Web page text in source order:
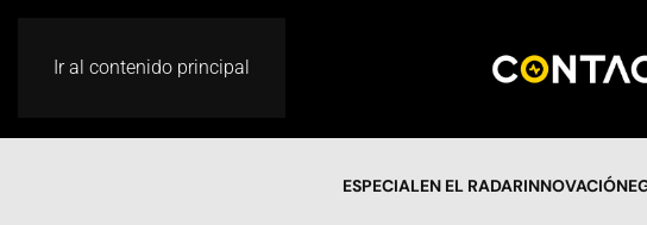
Ir al contenido principal
ESPECIALEN EL RADARINNOVACIÓN